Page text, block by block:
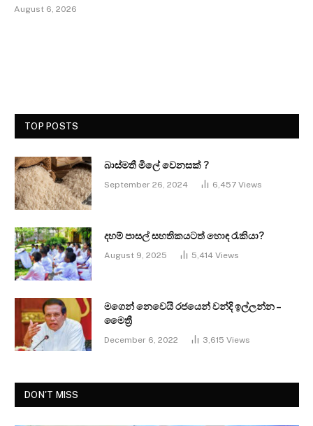
August 6, 2026
TOP POSTS
බාස්මතී මිලේ වෙනසක් ?
September 26, 2024 6,457 Views
දහම් පාසල් සහතිකයටත් හොඳ රැකියා?
August 9, 2025 5,414 Views
මගෙන් නෙවෙයි රජයෙන් වන්දි ඉල්ලන්න –
මෛත්‍රී
December 6, 2022 3,615 Views
DON'T MISS